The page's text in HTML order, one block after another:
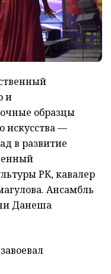
и
образцы
искусства —
в развитие
РК, кавалер
Ансамбль
Данеша